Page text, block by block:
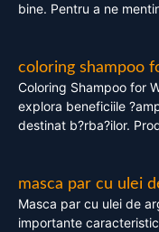
bine. Pentru a ne
coloring shampoo
Coloring Shampoo for
explora beneficiile
destinat b?rba?ilor.
masca par cu ulei
Masca par cu ulei de
importante